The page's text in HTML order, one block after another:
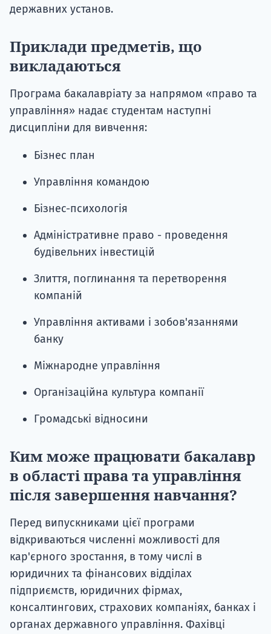
державних установ.
Приклади предметів, що
викладаються
Програма бакалавріату за напрямом «право та
управління» надає студентам наступні
дисципліни для вивчення:
Бізнес план
Управління командою
Бізнес-психологія
Адміністративне право - проведення
будівельних інвестицій
Злиття, поглинання та перетворення
компаній
Управління активами і зобов'язаннями
банку
Міжнародне управління
Організаційна культура компанії
Громадські відносини
Ким може працювати бакалавр
в області права та управління
після завершення навчання?
Перед випускниками цієї програми
відкриваються численні можливості для
кар'єрного зростання, в тому числі в
юридичних та фінансових відділах
підприємств, юридичних фірмах,
консалтингових, страхових компаніях, банках і
органах державного управління. Фахівці